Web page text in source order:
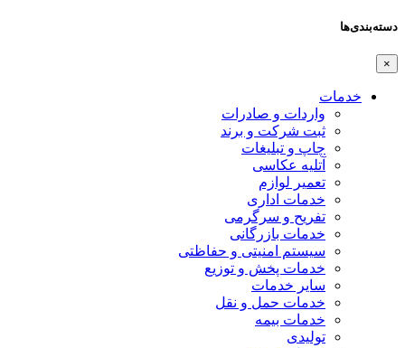
دسته‌بندی‌ها
×
خدمات
واردات و صادرات
ثبت شرکت و برند
چاپ و تبلیغات
آتلیه عکاسی
تعمیر لوازم
خدمات اداری
تفریح و سرگرمی
خدمات بازرگانی
سیستم امنیتی و حفاظتی
خدمات پخش و توزیع
سایر خدمات
خدمات حمل و نقل
خدمات بیمه
تولیدی